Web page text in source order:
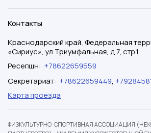
Контакты
Краснодарский край, Федеральная
«Сириус», ул.Триумфальная, д.7, стр.1
Ресепшн: +78622659559
Секретариат: +78622659449,
Карта проезда
ФИЗКУЛЬТУРНО-СПОРТИВНАЯ АССОЦИАЦИЯ